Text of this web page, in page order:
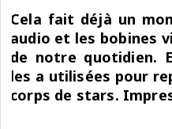
Cela fait déjà un
audio et les bobines
de notre quotidien.
les a utilisées pour
corps de stars.